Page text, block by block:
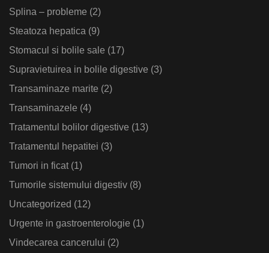
Splina – probleme (2)
Steatoza hepatica (9)
Stomacul si bolile sale (17)
Supravietuirea in bolile digestive (3)
Transaminaze marite (2)
Transaminazele (4)
Tratamentul bolilor digestive (13)
Tratamentul hepatitei (3)
Tumori in ficat(1)
Tumorile sistemului digestiv (8)
Uncategorized (12)
Urgente in gastroenterologie (1)
Vindecarea cancerului (2)